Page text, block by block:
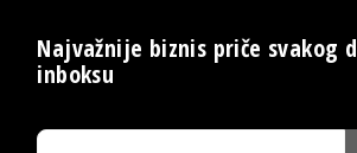
Najvažnije biznis priče svakog
inboksu